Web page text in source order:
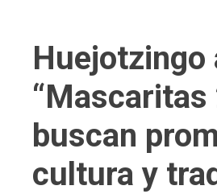
Huejotzingo
“Mascaritas
buscan
cultura y